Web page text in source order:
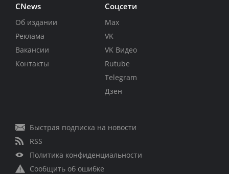
CNews
Об издании
Реклама
Вакансии
Контакты
Соцсети
Max
VK
VK Видео
Rutube
Telegram
Дзен
Быстрая подписка на новости
RSS
Политика конфиденциальности
Сообщить об ошибке